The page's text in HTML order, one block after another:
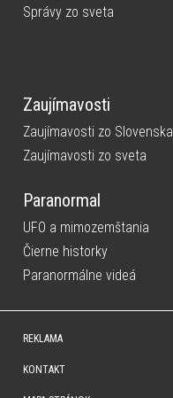
Správy zo sveta
Zaujímavosti
Zaujímavosti zo Slovenska
Zaujímavosti zo sveta
Paranormal
UFO a mimozemštania
Čierne historky
Paranormálne videá
REKLAMA
KONTAKT